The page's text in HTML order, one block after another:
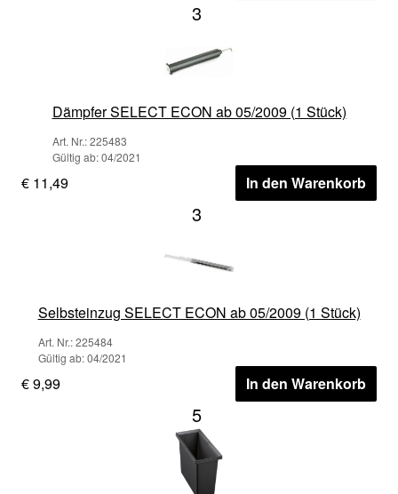
3
Dämpfer SELECT ECON ab 05/2009 (1 Stück)
Art. Nr.: 225483
Gültig ab: 04/2021
€ 11,49 In den Warenkorb
3
Selbsteinzug SELECT ECON ab 05/2009 (1 Stück)
Art. Nr.: 225484
Gültig ab: 04/2021
€ 9,99 In den Warenkorb
5